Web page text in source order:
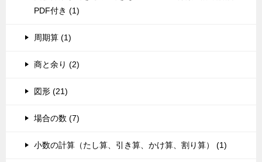
PDF付き (1)
周期算 (1)
商と余り (2)
図形 (21)
場合の数 (7)
小数の計算（たし算、引き算、かけ算、割り算） (1)